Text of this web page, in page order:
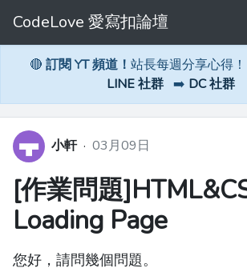
CodeLove 愛寫扣論壇
🔴 訂閱 YT 頻道！ 站長每週分享心得
LINE 社群 ➡️ DC 社群
小軒· 03月09日
[作業問題
Loading Page
您好，請問幾個問題。